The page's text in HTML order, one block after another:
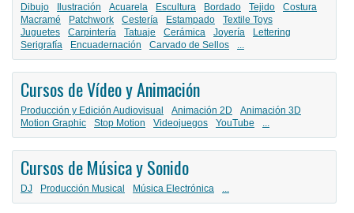
Dibujo Ilustración Acuarela Escultura Bordado Tejido
Costura
Macramé
Patchwork Cestería Estampado
Textile Toys
Juguetes
Carpintería Tatuaje Cerámica Joyería
Lettering
Serigrafía
Encuadernación Carvado de Sellos ...
Cursos de Vídeo y Animación
Producción y Edición Audiovisual Animación 2D
Animación 3D
Motion Graphic
Stop Motion Videojuegos YouTube ...
Cursos de Música y Sonido
DJ Producción Musical Música Electrónica ...